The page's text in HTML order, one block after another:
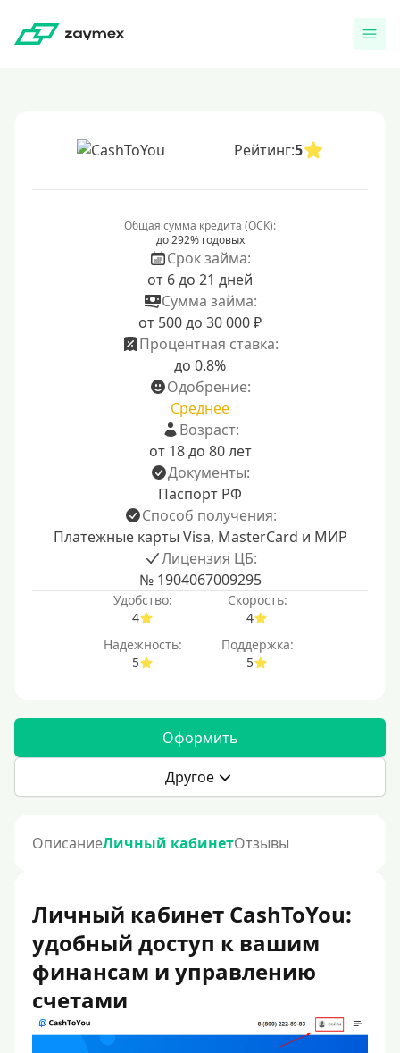
Рейтинг:5
Общая сумма кредита (ОСК):
до 292% годовых
Срок займа:
от 6 до 21 дней
Сумма займа:
от 500 до 30 000 ₽
Процентная ставка:
до 0.8%
Одобрение:
Среднее
Возраст:
от 18 до 80 лет
Документы:
Паспорт РФ
Способ получения:
Платежные карты Visa, MasterCard и МИР
Лицензия ЦБ:
№ 1904067009295
Удобство:
4
Скорость:
4
Надежность:
5
Поддержка:
5
Оформить
Другое
ОписаниеЛичный кабинетОтзывы
Личный кабинет CashToYou:
удобный доступ к вашим
финансам и управлению
счетами